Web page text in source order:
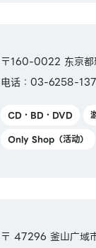
〒160-0022 东京
电话：03-6258-
CD・BD・DVD
Only Shop（活动）
〒 47296 釜山广域